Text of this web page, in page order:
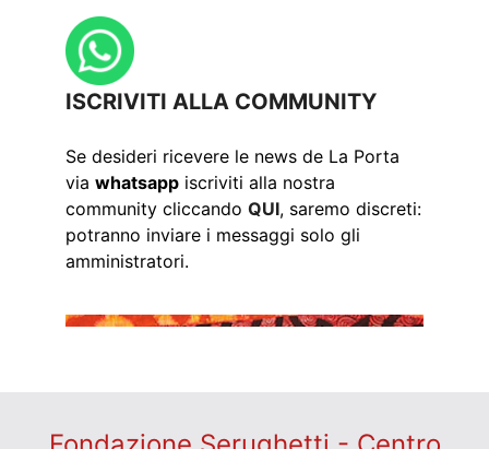
ISCRIVITI ALLA COMMUNITY
Se desideri ricevere le news de La Porta
via whatsapp iscriviti alla nostra
community cliccando QUI, saremo discreti:
potranno inviare i messaggi solo gli
amministratori.